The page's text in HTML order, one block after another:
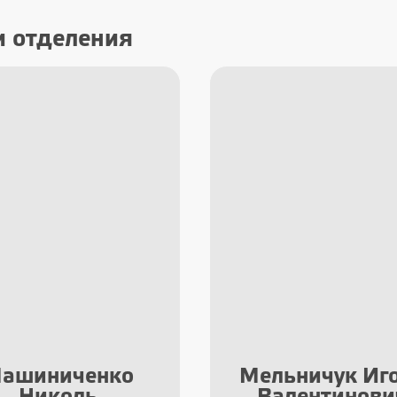
отделения
Мельничук